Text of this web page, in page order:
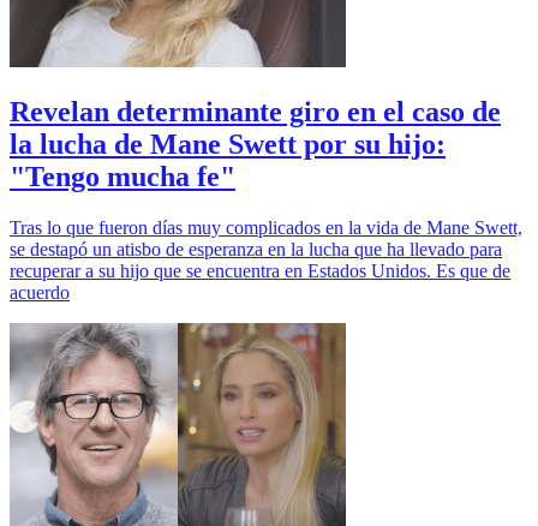
Revelan determinante giro en el caso de
la lucha de Mane Swett por su hijo:
"Tengo mucha fe"
Tras lo que fueron días muy complicados en la vida de Mane Swett,
se destapó un atisbo de esperanza en la lucha que ha llevado para
recuperar a su hijo que se encuentra en Estados Unidos. Es que de
acuerdo